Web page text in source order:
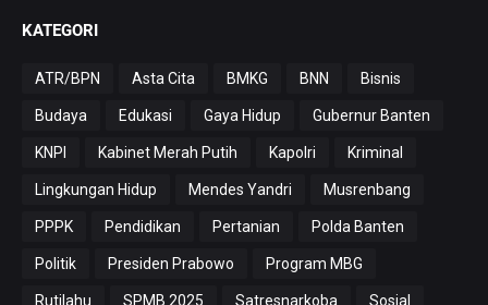
KATEGORI
ATR/BPN Asta Cita BMKG BNN Bisnis
Budaya Edukasi Gaya Hidup Gubernur Banten
KNPI Kabinet Merah Putih Kapolri Kriminal
Lingkungan Hidup Mendes Yandri Musrenbang
PPPK Pendidikan Pertanian Polda Banten
Politik Presiden Prabowo Program MBG
Rutilahu SPMB 2025 Satresnarkoba Sosial